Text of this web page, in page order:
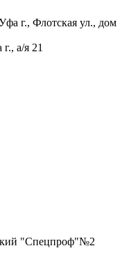
г., Флотская ул., дом
а/я 21
"Спецпроф"№2